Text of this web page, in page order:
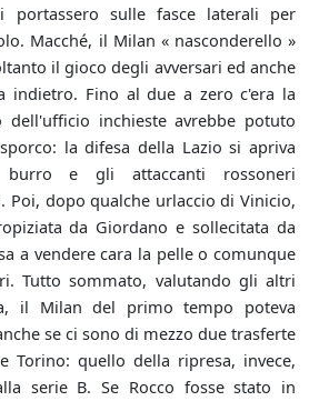
portassero sulle fasce laterali per
Macché, il Milan « nasconderello »
il gioco degli avversari ed anche
indietro. Fino al due a zero c'era la
dell'ufficio inchieste avrebbe potuto
la difesa della Lazio si apriva
e gli attaccanti rossoneri
Poi, dopo qualche urlaccio di Vinicio,
da Giordano e sollecitata da
a vendere cara la pelle o comunque
Tutto sommato, valutando gli altri
il Milan del primo tempo poteva
se ci sono di mezzo due trasferte
Torino: quello della ripresa, invece,
serie B. Se Rocco fosse stato in